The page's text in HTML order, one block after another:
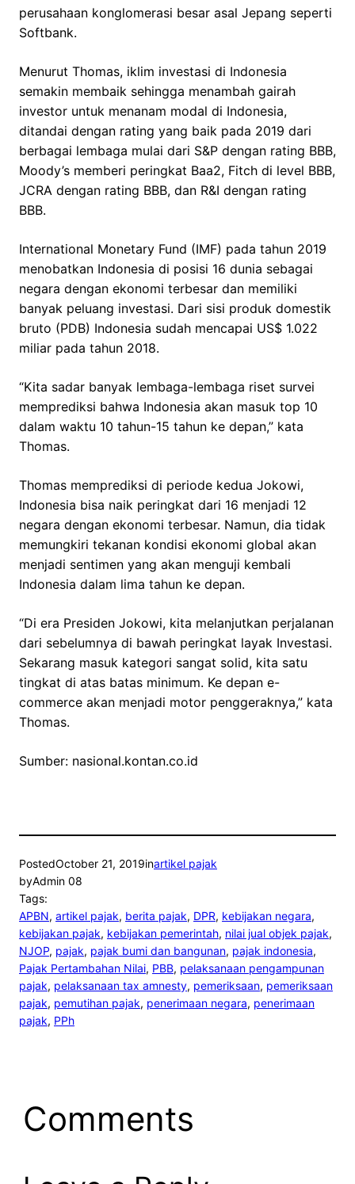
perusahaan konglomerasi besar asal Jepang seperti
Softbank.
Menurut Thomas, iklim investasi di Indonesia
semakin membaik sehingga menambah gairah
investor untuk menanam modal di Indonesia,
ditandai dengan rating yang baik pada 2019 dari
berbagai lembaga mulai dari S&P dengan rating BBB,
Moody’s memberi peringkat Baa2, Fitch di level BBB,
JCRA dengan rating BBB, dan R&I dengan rating
BBB.
International Monetary Fund (IMF) pada tahun 2019
menobatkan Indonesia di posisi 16 dunia sebagai
negara dengan ekonomi terbesar dan memiliki
banyak peluang investasi. Dari sisi produk domestik
bruto (PDB) Indonesia sudah mencapai US$ 1.022
miliar pada tahun 2018.
“Kita sadar banyak lembaga-lembaga riset survei
memprediksi bahwa Indonesia akan masuk top 10
dalam waktu 10 tahun-15 tahun ke depan,” kata
Thomas.
Thomas memprediksi di periode kedua Jokowi,
Indonesia bisa naik peringkat dari 16 menjadi 12
negara dengan ekonomi terbesar. Namun, dia tidak
memungkiri tekanan kondisi ekonomi global akan
menjadi sentimen yang akan menguji kembali
Indonesia dalam lima tahun ke depan.
“Di era Presiden Jokowi, kita melanjutkan perjalanan
dari sebelumnya di bawah peringkat layak Investasi.
Sekarang masuk kategori sangat solid, kita satu
tingkat di atas batas minimum. Ke depan e-
commerce akan menjadi motor penggeraknya,” kata
Thomas.
Sumber: nasional.kontan.co.id
PostedOctober 21, 2019inartikel pajak
byAdmin 08
Tags:
APBN, artikel pajak, berita pajak, DPR, kebijakan negara
kebijakan pajak, kebijakan pemerintah, nilai jual objek pajak
NJOP, pajak, pajak bumi dan bangunan, pajak indonesia
Pajak Pertambahan Nilai, PBB, pelaksanaan pengampunan
pajak, pelaksanaan tax amnesty, pemeriksaan, pemeriksaan
pajak, pemutihan pajak, penerimaan negara, penerimaan
pajak, PPh
Comments